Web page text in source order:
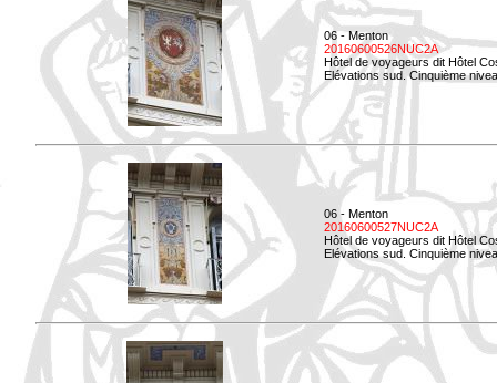
06 - Menton
20160600526NUC2A
Hôtel de voyageurs dit Hôtel
Elévations sud. Cinquième
06 - Menton
20160600527NUC2A
Hôtel de voyageurs dit Hôtel
Elévations sud. Cinquième